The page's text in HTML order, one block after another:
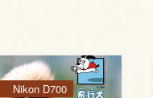
Nikon D700